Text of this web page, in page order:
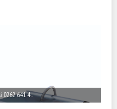
0262 641 4..